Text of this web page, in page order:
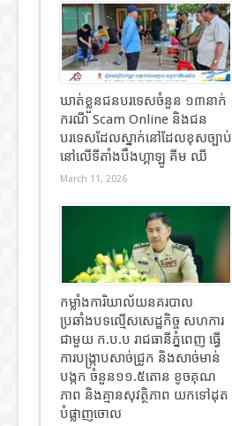
ឃាត់ខ្លួនជនបរទេសចំនួន ១៣នាក់
ករណី Scam Online និងជន
បរទេសដែលស្នាក់នៅដែលខុសច្បាប់
នៅលើទីតាំងបឹងហ្គាឡូ គីម ឈី
March 11, 2026
កម្លាំងការិយាល័យនគរបាល
ប្រឆាំងបទល្មើសសេដ្ឋកិច្ច សហការ
ជាមួយ ក.ប.ប រាជធានីភ្នំពេញ ធ្វើ
ការបង្ក្រាបសាច់ជ្រូក និងសាច់មាន់
បង្កក ចំនួន១១.៥តោន ខូចគុណ
ភាព និងគ្មានសុវត្ថិភាព យកទៅដុត
បំផ្លាញចោល